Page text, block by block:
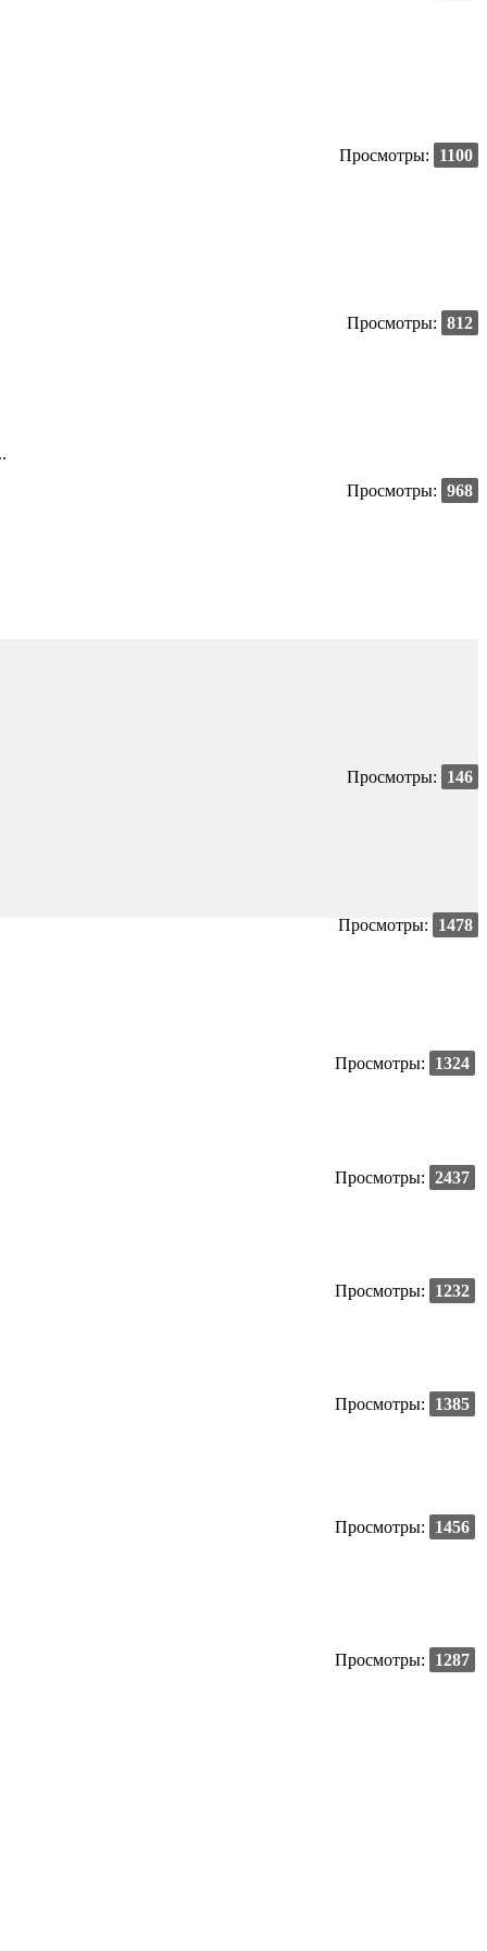
Просмотры:
1100
Просмотры: 812
Просмотры: 968
Просмотры:
146
Просмотры: 1478
Просмотры: 1324
Просмотры: 2437
Просмотры: 1232
Просмотры: 1385
Просмотры: 1456
Просмотры: 1287